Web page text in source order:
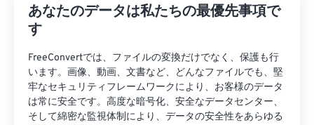
あなたのデータは私たちの最優先事項で
す
FreeConvertでは、ファイルの変換だけでなく、保護も行
います。画像、動画、文書など、どんなファイルでも、堅
牢なセキュリティフレームワークにより、お客様のデータ
は常に安全です。高度な暗号化、安全なデータセンター、
そして綿密な監視体制により、データの安全性をあらゆる